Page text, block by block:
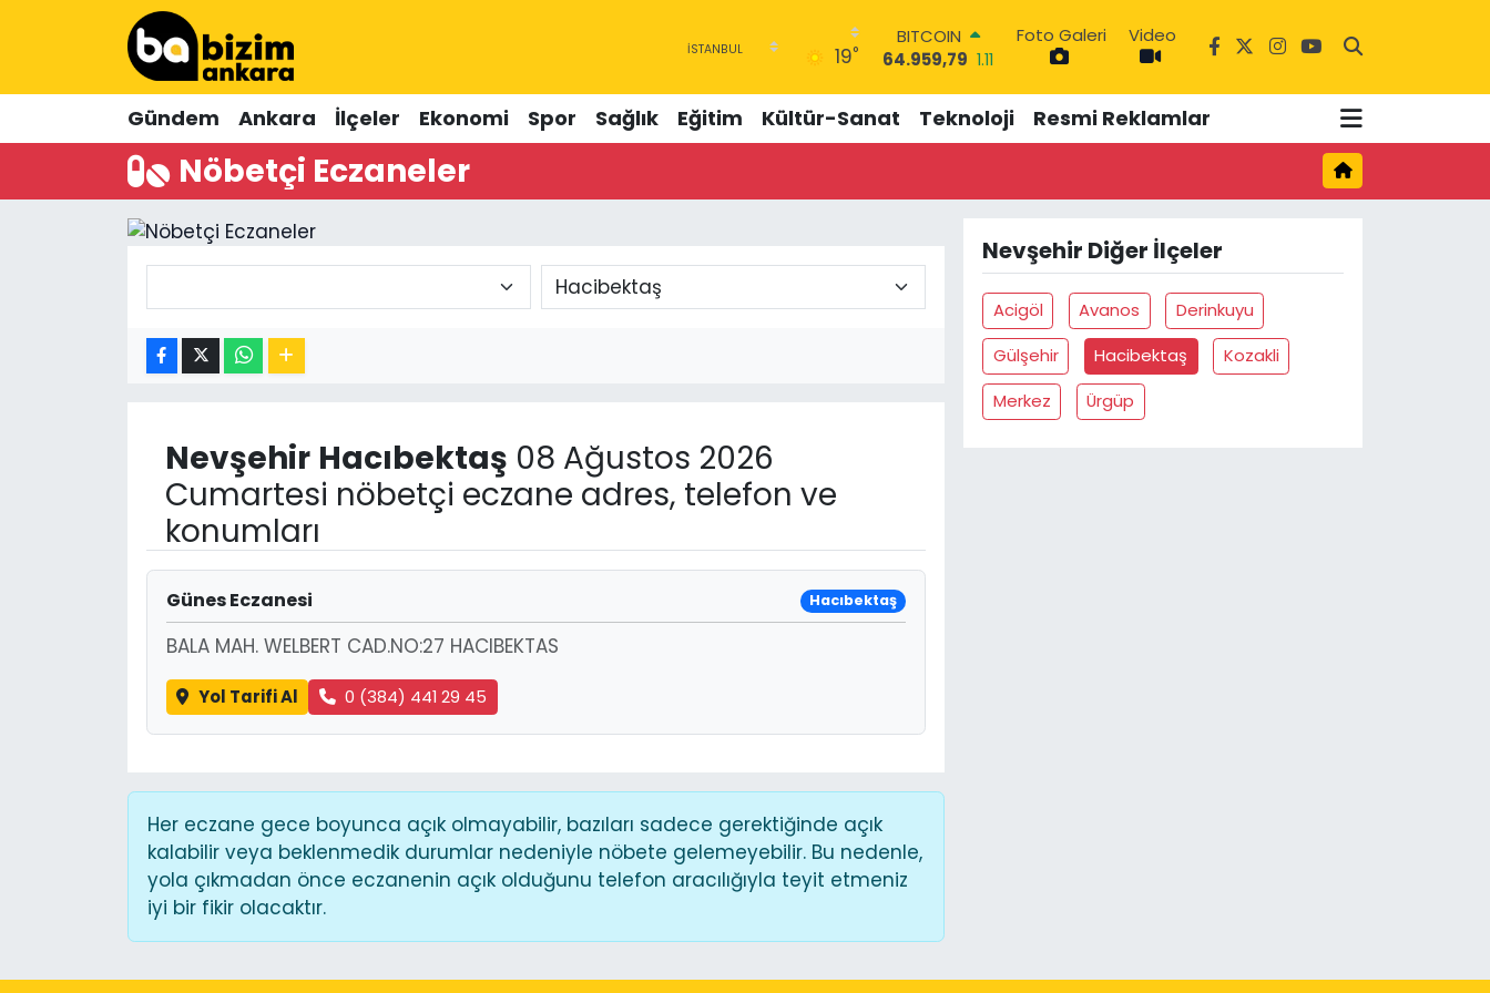
19°
BITCOIN
64.959,79 1.11
47,7436
0.18
EURO
64,4811 0.38
0.03
BİST100
13.779
Foto Galeri Video
Gündem Ankara İlçeler Ekonomi Spor Sağlık Eğitim Kültür-Sanat Teknoloji Resmi Reklamlar
Nöbetçi Eczaneler
Nevşehir Hacıbektaş 08 Ağustos 2026
Cumartesi nöbetçi eczane adres, telefon ve
konumları
Günes Eczanesi Hacıbektaş
BALA MAH. WELBERT CAD.NO:27 HACIBEKTAS
Yol Tarifi Al 0 (384) 441 29 45
Her eczane gece boyunca açık olmayabilir, bazıları sadece gerektiğinde açık
kalabilir veya beklenmedik durumlar nedeniyle nöbete gelemeyebilir. Bu nedenle,
yola çıkmadan önce eczanenin açık olduğunu telefon aracılığıyla teyit etmeniz
iyi bir fikir olacaktır.
Nevşehir Diğer İlçeler
Acigöl Avanos
Derinkuyu
Gülşehir
Hacibektaş
Kozakli
Merkez
Ürgüp
Hava Durumu
Trafik Durumu
Süper Lig Puan Durumu ve Fikstür
Son Dakika Haberleri
Haber Arşivi